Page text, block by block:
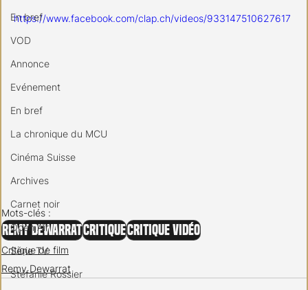
En bref
VOD
Annonce
Evénement
En bref
La chronique du MCU
Cinéma Suisse
Archives
Carnet noir
Open Air
Série TV
Stéfanie Rossier
https://www.facebook.com/clap.ch/videos/933147510627617
Mots-clés :
Remy DewarratCritiqueCritique vidéo
Critique de film
Remy Dewarrat